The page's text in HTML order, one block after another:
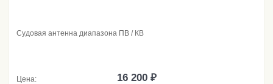
Судовая антенна диапазона ПВ / КВ
Цена: 16 200 ₽